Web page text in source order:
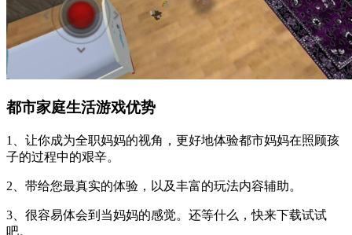
都市家庭生活游戏优势
1、让你成为全职妈妈的视角，更好地体验都市妈妈在照顾孩
子的过程中的艰辛。
2、带给您最真实的体验，以及丰富的玩法内容辅助。
3、很容易体会到当妈妈的感觉。还等什么，快来下载试试
吧。